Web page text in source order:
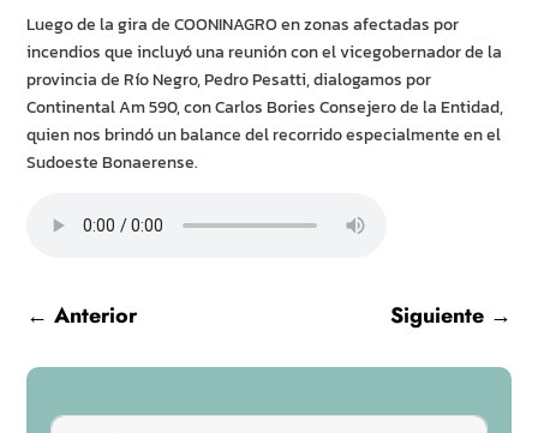
Luego de la gira de COONINAGRO en zonas afectadas por
incendios que incluyó una reunión con el vicegobernador de la
provincia de Río Negro, Pedro Pesatti, dialogamos por
Continental Am 590, con Carlos Bories Consejero de la Entidad,
quien nos brindó un balance del recorrido especialmente en el
Sudoeste Bonaerense.
←Anterior Siguiente→